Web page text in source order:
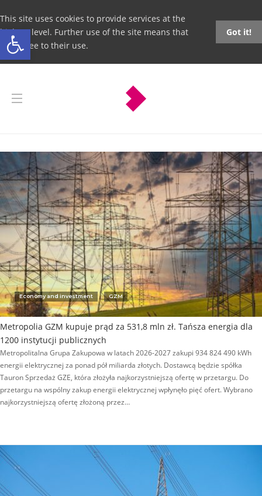
Open toolbar
This site uses cookies to provide services at the
highest level. Further use of the site means that
you agree to their use.
Got it!
Economy and investment GZM
Metropolia GZM kupuje prąd za 531,8 mln zł. Tańsza energia dla
1200 instytucji publicznych
Metropolitalna Grupa Zakupowa w latach 2026-2027 zakupi 934 824 490 kWh
energii elektrycznej za ponad pół miliarda złotych. Dostawcą będzie spółka
Tauron Sprzedaż GZE, która złożyła najkorzystniejszą ofertę w przetargu. Do
przetargu na wspólny zakup energii elektrycznej wpłynęło pięć ofert. Wybrano
najkorzystniejszą ofertę złożoną przez…